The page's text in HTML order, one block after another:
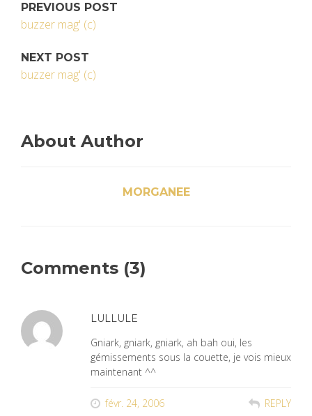
PREVIOUS POST
buzzer mag' (c)
NEXT POST
buzzer mag' (c)
About Author
MORGANEE
Comments (3)
LULLULE
Gniark, gniark, gniark, ah bah oui, les
gémissements sous la couette, je vois mieux
maintenant ^^
févr. 24, 2006 REPLY